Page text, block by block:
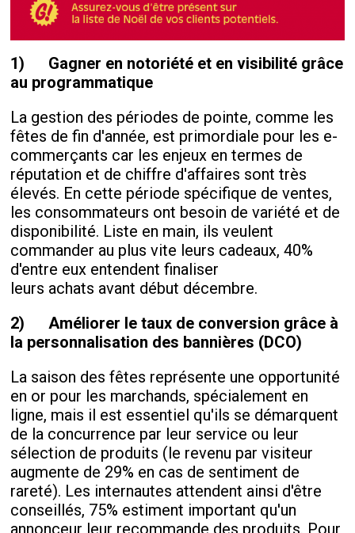
1)
Gagner en notoriété et en visibilité grâce
au programmatique
La gestion des périodes de pointe, comme les
fêtes de fin d'année, est primordiale pour les e-
commerçants car les enjeux en termes de
réputation et de chiffre d'affaires sont très
élevés. En cette période spécifique de ventes,
les consommateurs ont besoin de variété et de
disponibilité. Liste en main, ils veulent
commander au plus vite leurs cadeaux, 40%
d'entre eux entendent finaliser
leurs achats avant début décembre.
2)
Améliorer le taux de conversion grâce à
la personnalisation des bannières (DCO)
La saison des fêtes représente une opportunité
en or pour les marchands, spécialement en
ligne, mais il est essentiel qu'ils se démarquent
de la concurrence par leur service ou leur
sélection de produits (le revenu par visiteur
augmente de 29% en cas de sentiment de
rareté). Les internautes attendent ainsi d'être
conseillés, 75% estiment important qu'un
annonceur leur recommande des produits. Pour